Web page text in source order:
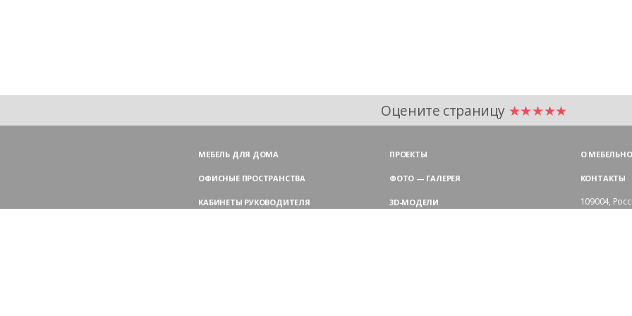
Оцените страницу ★★★★★
МЕБЕЛЬ ДЛЯ ДОМА
ОФИСНЫЕ ПРОСТРАНСТВА
КАБИНЕТЫ РУКОВОДИТЕЛЯ
ПРОЕКТЫ
ФОТО — ГАЛЕРЕЯ
3D-МОДЕЛИ
О
КОНТАКТЫ
109004,